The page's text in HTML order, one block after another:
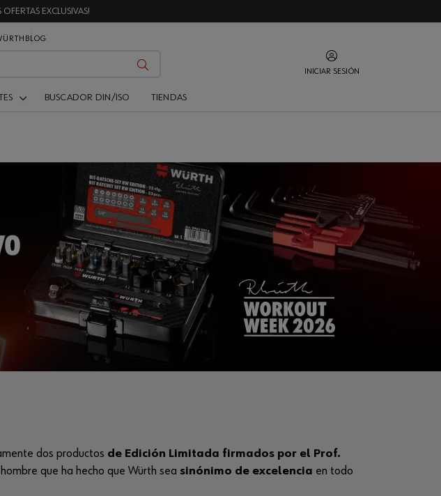
EXCLUSIVAS!
BLOG
INICIAR SESIÓN
BUSCADOR DIN/ISO TIENDAS
dos productos de Edición Limitada firmados por el Prof.
que ha hecho que Würth sea sinónimo de excelencia en todo